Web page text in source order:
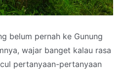
belum pernah ke Gunung
wajar banget kalau rasa
pertanyaan-pertanyaan